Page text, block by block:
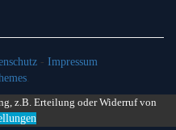
- Impressum
z.B. Erteilung oder Widerruf von